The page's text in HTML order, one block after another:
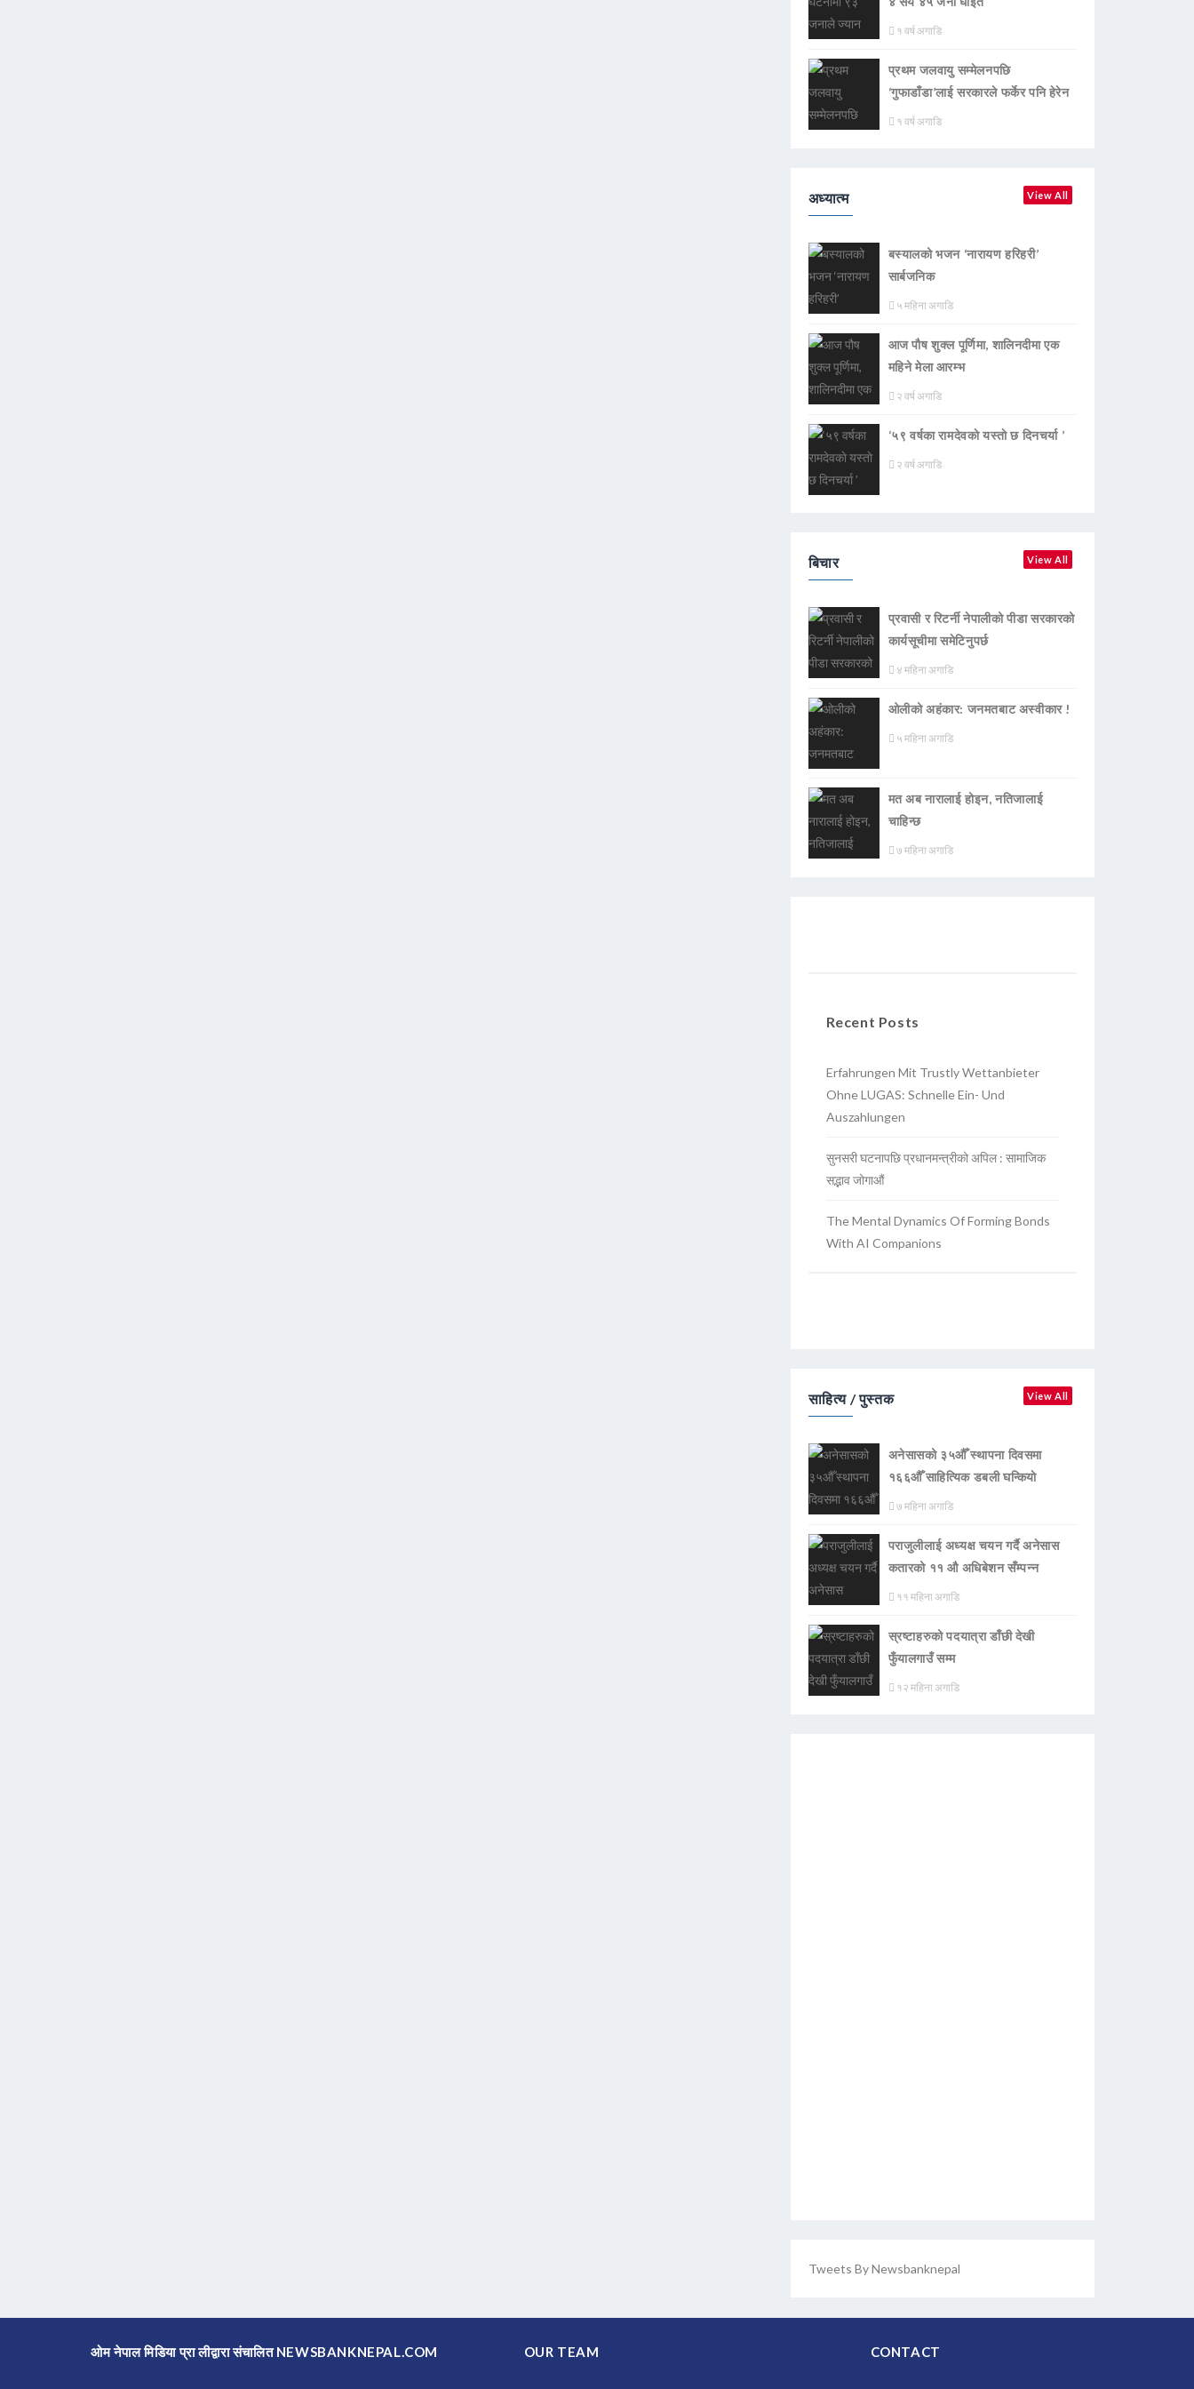
१ वर्ष अगाडि
प्रथम जलवायु सम्मेलनपछि
‘गुफाडाँडा’लाई सरकारले फर्केर पनि हेरेन
१ वर्ष अगाडि
अध्यात्म View All
बस्यालको भजन ‘नारायण हरिहरी’
सार्बजनिक
५ महिना अगाडि
आज पौष शुक्ल पूर्णिमा, शालिनदीमा एक
महिने मेला आरम्भ
२ वर्ष अगाडि
‘५९ वर्षका रामदेवकाे यस्ताे छ दिनचर्या ’
२ वर्ष अगाडि
बिचार View All
प्रवासी र रिटर्नी नेपालीको पीडा सरकारको
कार्यसूचीमा समेटिनुपर्छ
४ महिना अगाडि
ओलीको अहंकार: जनमतबाट अस्वीकार !
५ महिना अगाडि
मत अब नारालाई होइन, नतिजालाई
चाहिन्छ
७ महिना अगाडि
Recent Posts
Erfahrungen Mit Trustly Wettanbieter
Ohne LUGAS: Schnelle Ein- Und
Auszahlungen
सुनसरी घटनापछि प्रधानमन्त्रीको अपिल : सामाजिक
सद्भाव जोगाऔं
The Mental Dynamics Of Forming Bonds
With AI Companions
साहित्य / पुस्तक View All
अनेसासको ३५औँ स्थापना दिवसमा
१६६औँ साहित्यिक डबली घन्कियाे
७ महिना अगाडि
पराजुलीलाई अध्यक्ष चयन गर्दै अनेसास
कतारको ११ औ अधिबेशन सँम्पन्न
११ महिना अगाडि
स्रष्टाहरुको पदयात्रा डाँछी देखी
फुँयालगाउँ सम्म
१२ महिना अगाडि
Tweets By Newsbanknepal
ओम नेपाल मिडिया प्रा लीद्वारा संचालित NEWSBANKNEPAL.COM OUR TEAM CONTACT